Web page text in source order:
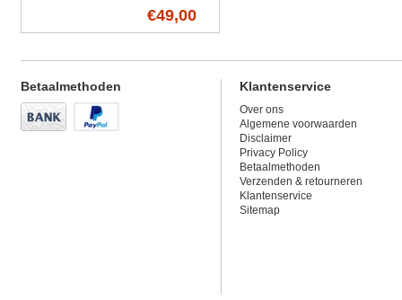
€49,00
Betaalmethoden Klantenservice
Over ons
Algemene voorwaarden
Disclaimer
Privacy Policy
Betaalmethoden
Verzenden & retourneren
Klantenservice
Sitemap